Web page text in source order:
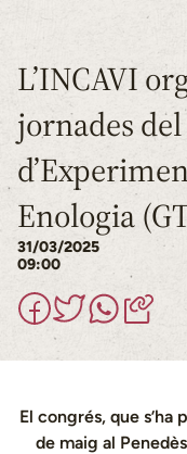
L’INCAVI
jornades
Enologia
31/03/2025
09:00
El congrés, que
de maig al